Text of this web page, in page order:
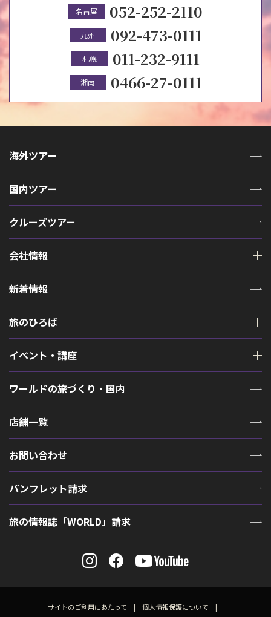
名古屋 052-252-2110
九州 092-473-0111
札幌 011-232-9111
湘南 0466-27-0111
海外ツアー
国内ツアー
クルーズツアー
会社情報
新着情報
旅のひろば
イベント・講座
ワールドの旅づくり・国内
店舗一覧
お問い合わせ
パンフレット請求
旅の情報誌「WORLD」請求
サイトのご利用にあたって
個人情報保護について